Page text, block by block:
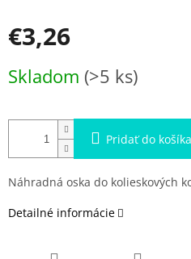
€3,26
cena:
Skladom (>5 ks)
Pridať do košíka
Náhradná oska do kolieskových
Detailné informácie